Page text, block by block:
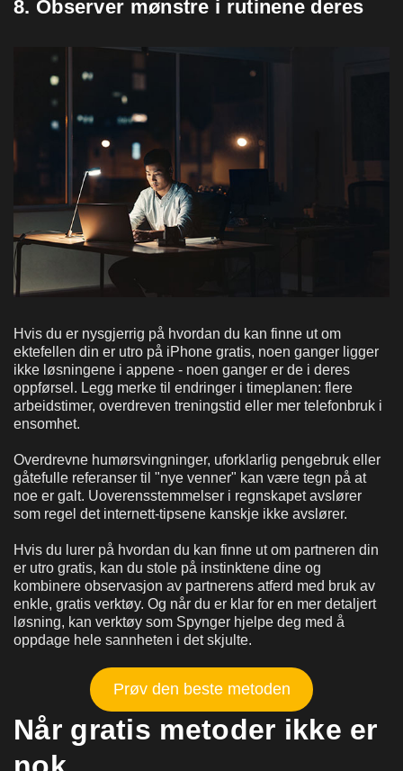
8. Observer mønstre i rutinene deres
Hvis du er nysgjerrig på hvordan du kan finne ut om
ektefellen din er utro på iPhone gratis, noen ganger ligger
ikke løsningene i appene - noen ganger er de i deres
oppførsel. Legg merke til endringer i timeplanen: flere
arbeidstimer, overdreven treningstid eller mer telefonbruk i
ensomhet.
Overdrevne humørsvingninger, uforklarlig pengebruk eller
gåtefulle referanser til "nye venner" kan være tegn på at
noe er galt. Uoverensstemmelser i regnskapet avslører
som regel det internett-tipsene kanskje ikke avslører.
Hvis du lurer på hvordan du kan finne ut om partneren din
er utro gratis, kan du stole på instinktene dine og
kombinere observasjon av partnerens atferd med bruk av
enkle, gratis verktøy. Og når du er klar for en mer detaljert
løsning, kan verktøy som Spynger hjelpe deg med å
oppdage hele sannheten i det skjulte.
Prøv den beste metoden
Når gratis metoder ikke er